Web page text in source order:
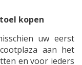
kopen
uw eerst
aan het
en voor ieders